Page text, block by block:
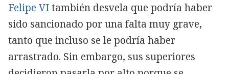
Felipe VItambién desvela que podría haber
sido sancionado por una falta muy grave,
tanto que incluso se le podría haber
arrastrado. Sin embargo, sus superiores